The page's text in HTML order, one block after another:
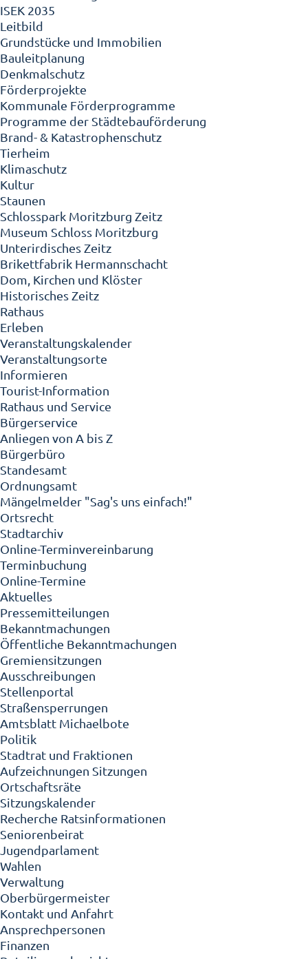
ISEK 2035
Leitbild
Grundstücke und Immobilien
Bauleitplanung
Denkmalschutz
Förderprojekte
Kommunale Förderprogramme
Programme der Städtebauförderung
Brand- & Katastrophenschutz
Tierheim
Klimaschutz
Kultur
Staunen
Schlosspark Moritzburg Zeitz
Museum Schloss Moritzburg
Unterirdisches Zeitz
Brikettfabrik Hermannschacht
Dom, Kirchen und Klöster
Historisches Zeitz
Rathaus
Erleben
Veranstaltungskalender
Veranstaltungsorte
Informieren
Tourist-Information
Rathaus und Service
Bürgerservice
Anliegen von A bis Z
Bürgerbüro
Standesamt
Ordnungsamt
Mängelmelder "Sag's uns einfach!"
Ortsrecht
Stadtarchiv
Online-Terminvereinbarung
Terminbuchung
Online-Termine
Aktuelles
Pressemitteilungen
Bekanntmachungen
Öffentliche Bekanntmachungen
Gremiensitzungen
Ausschreibungen
Stellenportal
Straßensperrungen
Amtsblatt Michaelbote
Politik
Stadtrat und Fraktionen
Aufzeichnungen Sitzungen
Ortschaftsräte
Sitzungskalender
Recherche Ratsinformationen
Seniorenbeirat
Jugendparlament
Wahlen
Verwaltung
Oberbürgermeister
Kontakt und Anfahrt
Ansprechpersonen
Finanzen